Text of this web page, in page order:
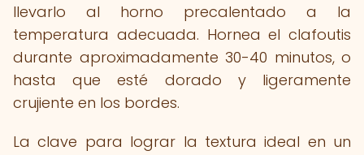
llevarlo al horno precalentado a la
temperatura adecuada. Hornea el clafoutis
durante aproximadamente 30-40 minutos, o
hasta que esté dorado y ligeramente
crujiente en los bordes.
La clave para lograr la textura ideal en un